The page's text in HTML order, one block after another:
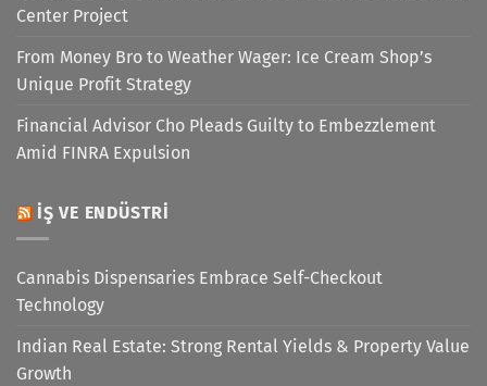
Center Project
From Money Bro to Weather Wager: Ice Cream Shop’s
Unique Profit Strategy
Financial Advisor Cho Pleads Guilty to Embezzlement
Amid FINRA Expulsion
İŞ VE ENDÜSTRI
Cannabis Dispensaries Embrace Self-Checkout
Technology
Indian Real Estate: Strong Rental Yields & Property Value
Growth